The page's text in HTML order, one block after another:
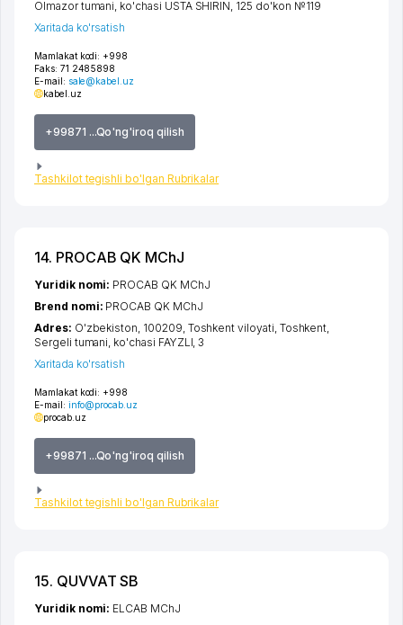
Mamlakat kodi: +998
Faks: 71 2485898
E-mail: sale@kabel.uz
kabel.uz
+99871 ...Qo'ng'iroq qilish
Tashkilot tegishli bo'lgan Rubrikalar
Olmazor tumani ko'chasi USTA SHIRIN , 125 do'kon №119
Xaritada ko'rsatish
14. PROCAB QK MChJ
Mamlakat kodi: +998
E-mail: info@procab.uz
procab.uz
+99871 ...Qo'ng'iroq qilish
Tashkilot tegishli bo'lgan Rubrikalar
Yuridik nomi: PROCAB QK MChJ
Brend nomi: PROCAB QK MChJ
Adres: O'zbekiston, 100209, Toshkent viloyati Toshkent
Sergeli tumani ko'chasi FAYZLI , 3
Xaritada ko'rsatish
15. QUVVAT SB
Yuridik nomi: ELCAB MChJ